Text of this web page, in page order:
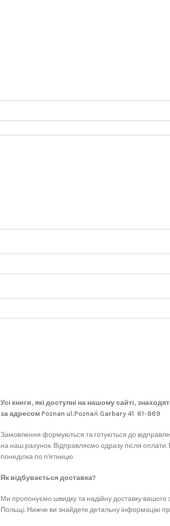
Усі книги, які доступні на нашому сайті,
за адресом Poznan ul.Poznań Garbary 41 61-869
Замовлення формуються та готуються до
на наш рахунок. Відправляємо одразу після
понеділка по п'ятницю.
Як відбувається доставка?
Ми пропонуємо швидку та надійну доставку вашого
Польщі. Нижче ви знайдете детальну інформацію